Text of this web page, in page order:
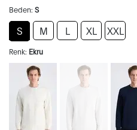
Beden: S
S M L XL XXL
Renk: Ekru